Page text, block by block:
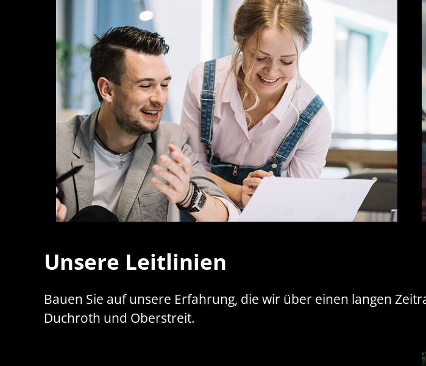
Unsere Leitlinien
Bauen Sie auf unsere Erfahrung, die wir über einen langen
Duchroth und Oberstreit.